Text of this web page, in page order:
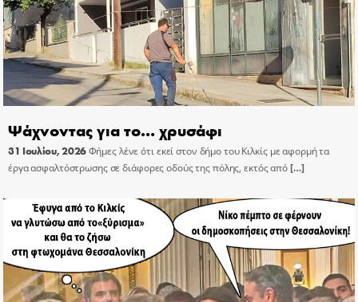
Ψάχνοντας για το… χρυσάφι
31 Ιουλίου, 2026Φήμες λένε ότι εκεί στον δήμο του Κιλκίς με αφορμή τα
έργα ασφαλτόστρωσης σε διάφορες οδούς της πόλης, εκτός από[…]